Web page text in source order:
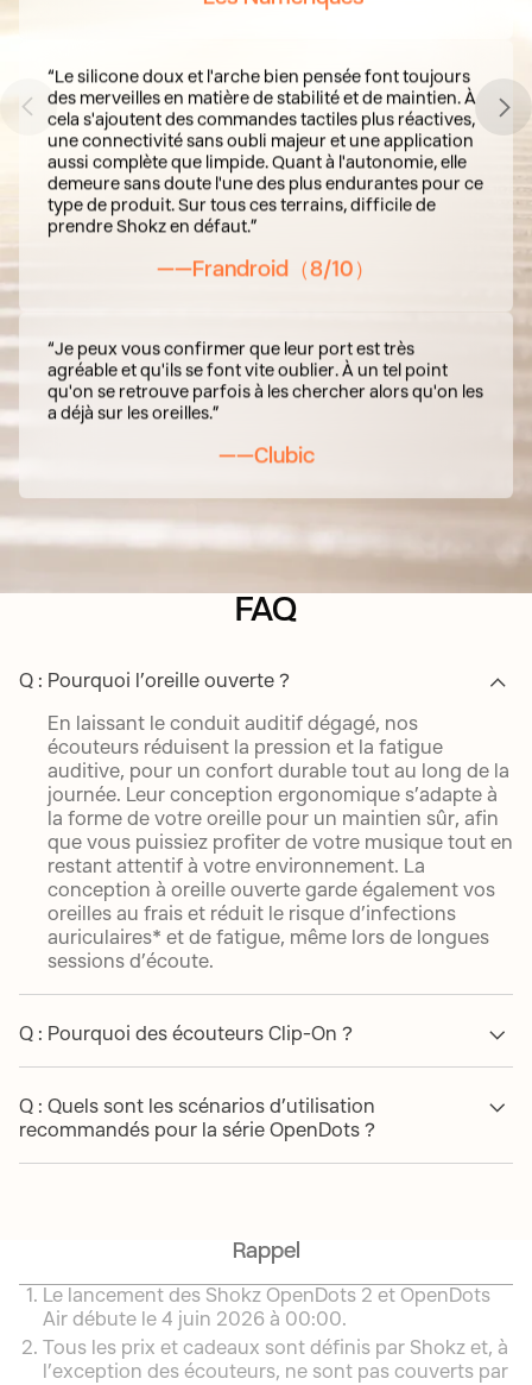
“Le silicone doux et l'arche bien pensée font toujours
des merveilles en matière de stabilité et de maintien. À
cela s'ajoutent des commandes tactiles plus réactives,
une connectivité sans oubli majeur et une application
aussi complète que limpide. Quant à l'autonomie, elle
demeure sans doute l'une des plus endurantes pour ce
type de produit. Sur tous ces terrains, difficile de
prendre Shokz en défaut.”
——Frandroid（8/10）
“Je peux vous confirmer que leur port est très
agréable et qu'ils se font vite oublier. À un tel point
qu'on se retrouve parfois à les chercher alors qu'on les
a déjà sur les oreilles.”
——Clubic
FAQ
Q : Pourquoi l’oreille ouverte ?
En laissant le conduit auditif dégagé, nos
écouteurs réduisent la pression et la fatigue
auditive, pour un confort durable tout au long de la
journée. Leur conception ergonomique s’adapte à
la forme de votre oreille pour un maintien sûr, afin
que vous puissiez profiter de votre musique tout en
restant attentif à votre environnement. La
conception à oreille ouverte garde également vos
oreilles au frais et réduit le risque d’infections
auriculaires* et de fatigue, même lors de longues
sessions d’écoute.
Q : Pourquoi des écouteurs Clip-On ?
Q : Quels sont les scénarios d’utilisation
recommandés pour la série OpenDots ?
Rappel
Le lancement des Shokz OpenDots 2 et OpenDots
Air débute le 4 juin 2026 à 00:00.
Tous les prix et cadeaux sont définis par Shokz et, à
l’exception des écouteurs, ne sont pas couverts par